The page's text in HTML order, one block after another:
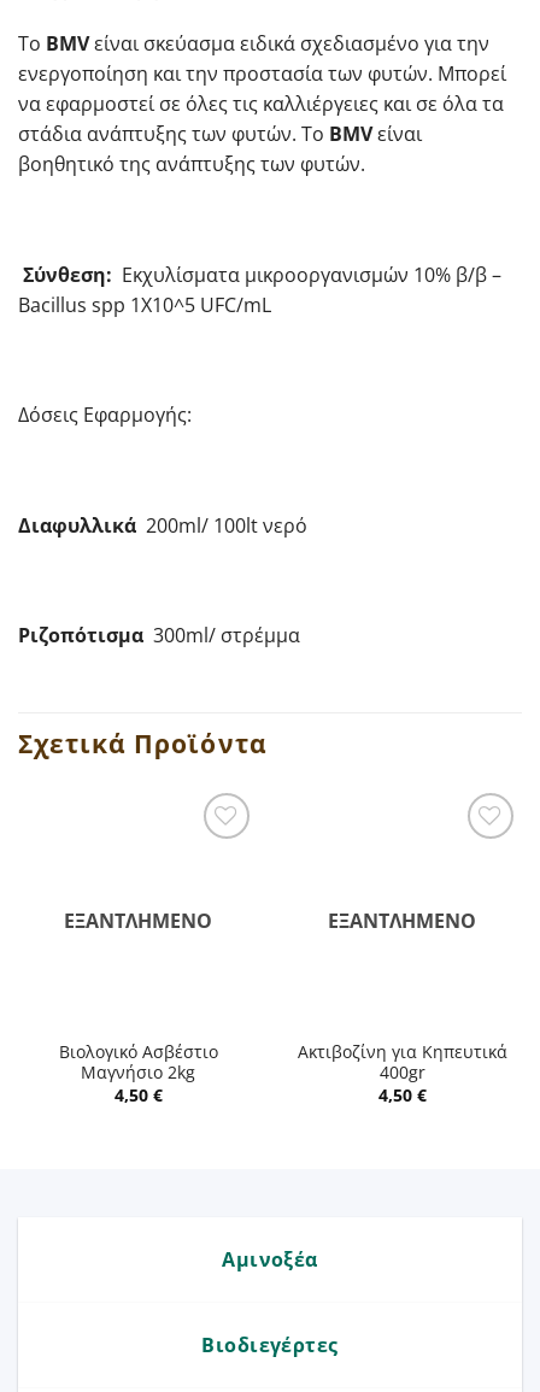
Το BMVείναι σκεύασμα ειδικά σχεδιασμένο για την
ενεργοποίηση και την προστασία των φυτών. Μπορεί
να εφαρμοστεί σε όλες τις καλλιέργειες και σε όλα τα
στάδια ανάπτυξης των φυτών. Το BMVείναι
βοηθητικό της ανάπτυξης των φυτών.
Σύνθεση: Εκχυλίσματα μικροοργανισμών 10% β/β –
Bacillus spp 1X10^5 UFC/mL
Δόσεις Εφαρμογής:
Διαφυλλικά 200ml/ 100lt νερό
Ριζοπότισμα 300ml/ στρέμμα
Σχετικά Προϊόντα
ΕΞΑΝΤΛΗΜΈΝΟ
Βιολογικό Ασβέστιο
Μαγνήσιο 2kg
4,50 €
ΕΞΑΝΤΛΗΜΈΝΟ
Ακτιβοζίνη για Κηπευτικά
400gr
4,50 €
Αμινοξέα
Βιοδιεγέρτες